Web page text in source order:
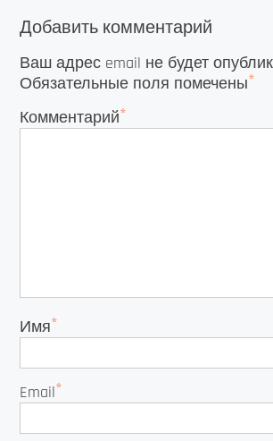
Добавить комментарий
Ваш адрес email не будет
Обязательные поля помечены*
Комментарий*
Имя*
Email*